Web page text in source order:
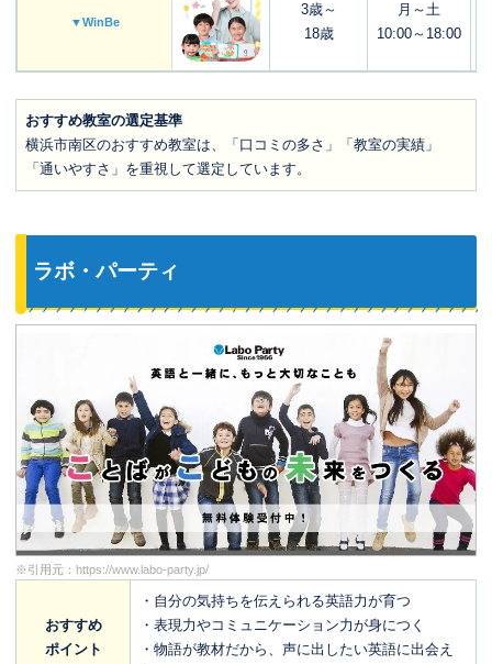
▼WinBe
3歳～
18歳
月～土
10:00～18:00
おすすめ教室の選定基準
横浜市南区のおすすめ教室は、「口コミの多さ」「教室の実績」
「通いやすさ」を重視して選定しています。
ラボ・パーティ
※引用元： https://www.labo-party.jp/
おすすめ
ポイント
・自分の気持ちを伝えられる英語力が育つ
・表現力やコミュニケーション力が身につく
・物語が教材だから、声に出したい英語に出会え